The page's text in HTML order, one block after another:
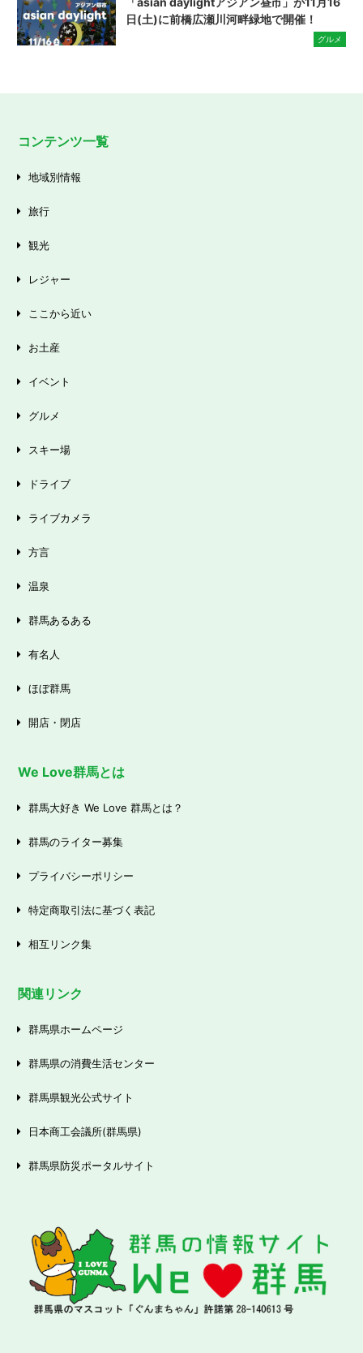
日(土)に前橋広瀬川河畔緑地で開催！
グルメ
コンテンツ一覧
地域別情報
旅行
観光
レジャー
ここから近い
お土産
イベント
グルメ
スキー場
ドライブ
ライブカメラ
方言
温泉
群馬あるある
有名人
ほぼ群馬
開店・閉店
We Love群馬とは
群馬大好き We Love 群馬とは？
群馬のライター募集
プライバシーポリシー
特定商取引法に基づく表記
相互リンク集
関連リンク
群馬県ホームページ
群馬県の消費生活センター
群馬県観光公式サイト
日本商工会議所(群馬県)
群馬県防災ポータルサイト